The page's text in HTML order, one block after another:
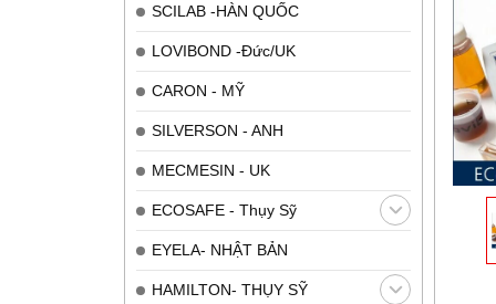
SCILAB -HÀN QUỐC
LOVIBOND -Đức/UK
CARON - MỸ
SILVERSON - ANH
MECMESIN - UK
ECOSAFE - Thụy Sỹ
EYELA- NHẬT BẢN
HAMILTON- THỤY SỸ